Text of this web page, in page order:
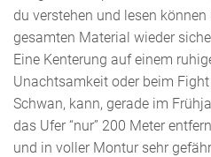
du verstehen und lesen
gesamten Material wieder
Eine Kenterung auf einem
Unachtsamkeit oder beim
Schwan, kann, gerade im
das Ufer “nur” 200 Meter
und in voller Montur sehr